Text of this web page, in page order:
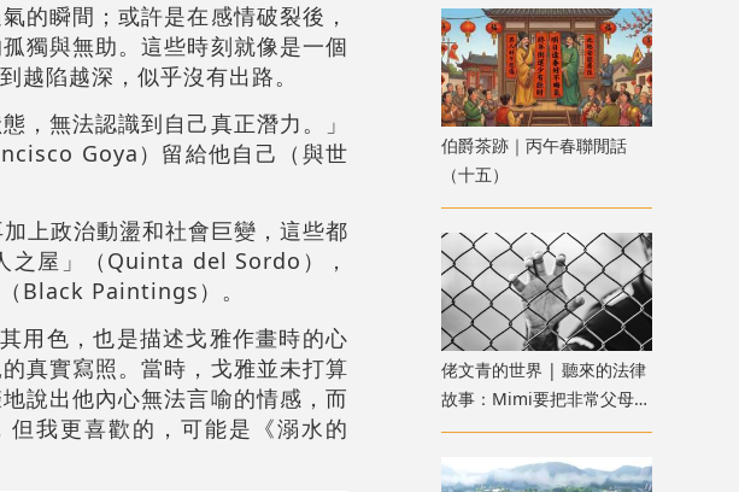
的瞬間；或許是在感情破裂後，
獨與無助。這些時刻就像是一個
越陷越深，似乎沒有出路。
，無法認識到自己真正潛力。」
Goya）留給他自己（與世
上政治動盪和社會巨變，這些都
之屋」（Quinta del Sordo），
Black Paintings）。
用色，也是描述戈雅作畫時的心
真實寫照。當時，戈雅並未打算
說出他內心無法言喻的情感，而
我更喜歡的，可能是《溺水的
伯爵茶跡｜丙午春聯閒話
（十五）
佬文青的世界 | 聽來的法律
故事：Mimi要把非常父母送
進監獄：惡魔父母？還是邪